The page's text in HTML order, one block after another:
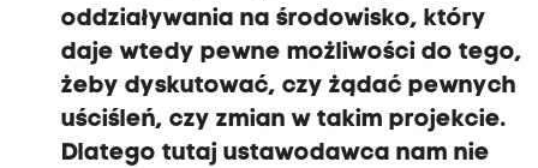
oddziaływania na środowisko, który
daje wtedy pewne możliwości do tego,
żeby dyskutować, czy żądać pewnych
uściśleń, czy zmian w takim projekcie.
Dlatego tutaj ustawodawca nam nie